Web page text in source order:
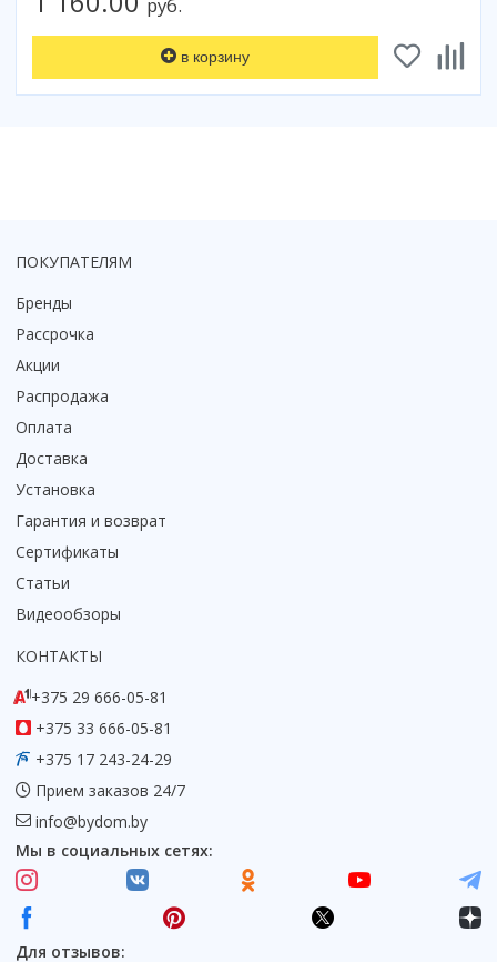
Смотреть все
в корзину
ПОКУПАТЕЛЯМ
Бренды
Рассрочка
Акции
Распродажа
Оплата
Доставка
Установка
Гарантия и возврат
Сертификаты
Статьи
Видеообзоры
КОНТАКТЫ
+375 29 666-05-81
+375 33 666-05-81
+375 17 243-24-29
Прием заказов 24/7
info@bydom.by
Мы в социальных сетях:
Для отзывов: